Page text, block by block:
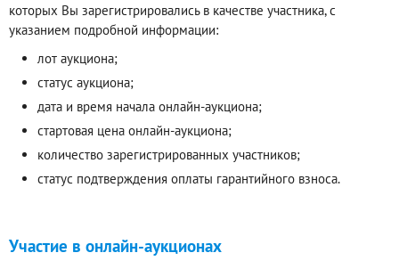
которых Вы зарегистрировались в качестве участника, с
указанием подробной информации:
лот аукциона;
статус аукциона;
дата и время начала онлайн-аукциона;
стартовая цена онлайн-аукциона;
количество зарегистрированных участников;
статус подтверждения оплаты гарантийного взноса.
Участие в онлайн-аукционах